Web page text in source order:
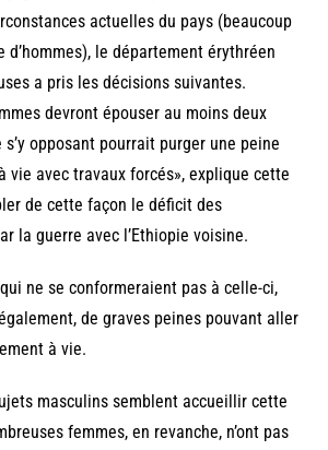
actuelles du pays (beaucoup
d’hommes), le département érythréen
a pris les décisions suivantes.
devront épouser au moins deux
s’y opposant pourrait purger une peine
vie avec travaux forcés», explique cette
de cette façon le déficit des
la guerre avec l’Ethiopie voisine.
ne se conformeraient pas à celle-ci,
de graves peines pouvant aller
à vie.
masculins semblent accueillir cette
femmes, en revanche, n’ont pas